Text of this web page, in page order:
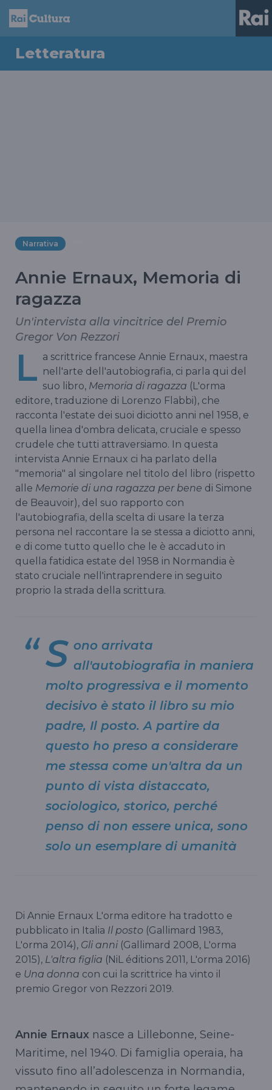
Letteratura
Narrativa
Annie Ernaux, Memoria di
ragazza
Un'intervista alla vincitrice del Premio
Gregor Von Rezzori
L a scrittrice francese Annie Ernaux, maestra
nell'arte dell'autobiografia, ci parla qui del
suo libro, Memoria di ragazza (L'orma
editore, traduzione di Lorenzo Flabbi), che
racconta l'estate dei suoi diciotto anni nel 1958, e
quella linea d'ombra delicata, cruciale e spesso
crudele che tutti attraversiamo. In questa
intervista Annie Ernaux ci ha parlato della
"memoria" al singolare nel titolo del libro (rispetto
alle Memorie di una ragazza per bene di Simone
de Beauvoir), del suo rapporto con
l'autobiografia, della scelta di usare la terza
persona nel raccontare la se stessa a diciotto anni,
e di come tutto quello che le è accaduto in
quella fatidica estate del 1958 in Normandia è
stato cruciale nell'intraprendere in seguito
proprio la strada della scrittura.
S ono arrivata
all'autobiografia in maniera
molto progressiva e il momento
decisivo è stato il libro su mio
padre, Il posto. A partire da
questo ho preso a considerare
me stessa come un'altra da un
punto di vista distaccato,
sociologico, storico, perché
penso di non essere unica, sono
solo un esemplare di umanità
Di Annie Ernaux L'orma editore ha tradotto e
pubblicato in Italia Il posto (Gallimard 1983,
L'orma 2014), Gli anni (Gallimard 2008, L'orma
2015), L'altra figlia (NiL éditions 2011, L'orma 2016)
e Una donna con cui la scrittrice ha vinto il
premio Gregor von Rezzori 2019.
Annie Ernaux nasce a Lillebonne, Seine-
Maritime, nel 1940. Di famiglia operaia, ha
vissuto fino all’adolescenza in Normandia,